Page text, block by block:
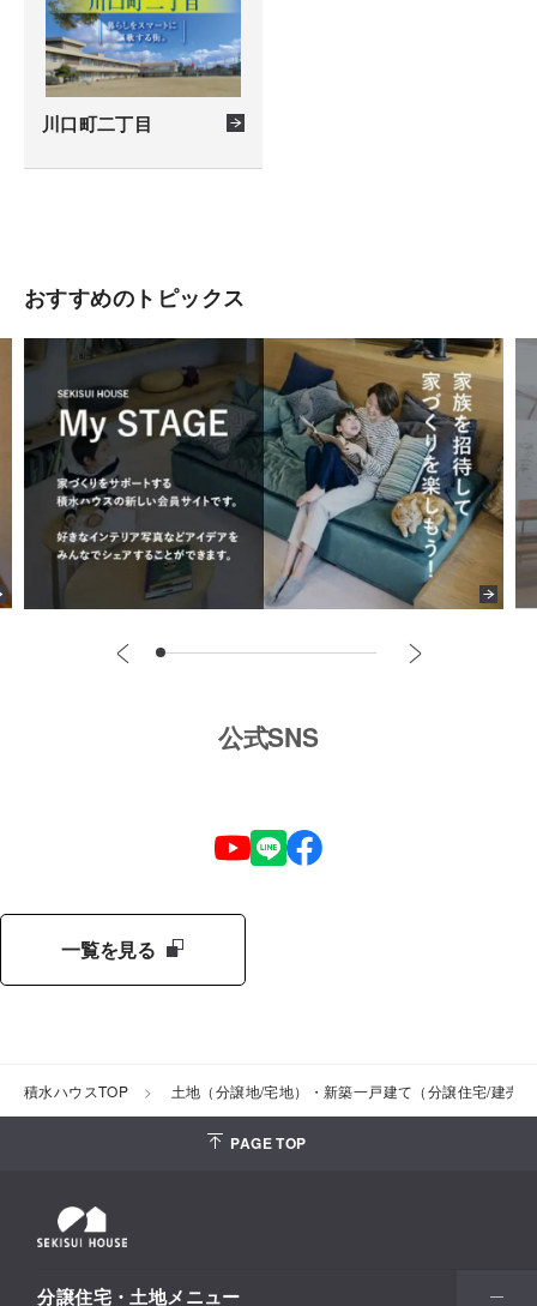
川口町二丁目
おすすめのトピックス
公式SNS
一覧を見る
積水ハウスTOP 土地（分譲地/宅地）・新築一戸建て（分譲住宅/建売
PAGE TOP
分譲住宅・土地メニュー